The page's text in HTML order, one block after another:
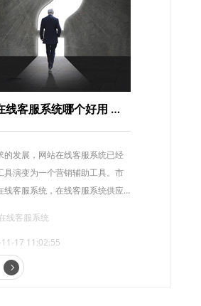
服系统哪个好用 应该如何选择?
的发展，网站在线客服系统已经
具演变为一个营销辅助工具。市
线客服系统，在线客服系统供应
个好用?我们应该如何选择呢?
线客服系统
17 11:02:55